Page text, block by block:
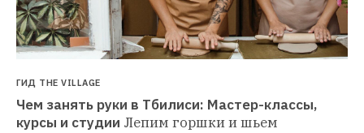
ГИД THE VILLAGE
Чем занять руки в Тбилиси: Мастер-классы,
курсы и студии Лепим горшки и шьем